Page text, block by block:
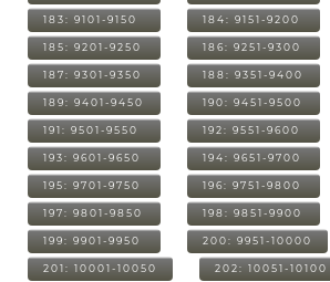
183: 9101-9150 184: 9151-9200
185: 9201-9250 186: 9251-9300
187: 9301-9350 188: 9351-9400
189: 9401-9450 190: 9451-9500
191: 9501-9550 192: 9551-9600
193: 9601-9650 194: 9651-9700
195: 9701-9750 196: 9751-9800
197: 9801-9850 198: 9851-9900
199: 9901-9950 200: 9951-10000
201: 10001-10050 202: 10051-10100